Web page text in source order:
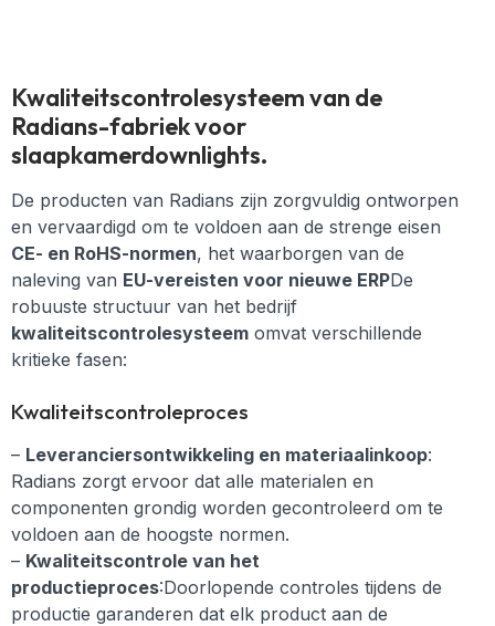
Kwaliteitscontrolesysteem van de
Radians-fabriek voor
slaapkamerdownlights.
De producten van Radians zijn zorgvuldig ontworpen
en vervaardigd om te voldoen aan de strenge eisen
CE- en RoHS-normen, het waarborgen van de
naleving van EU-vereisten voor nieuwe ERPDe
robuuste structuur van het bedrijf
kwaliteitscontrolesysteem omvat verschillende
kritieke fasen:
Kwaliteitscontroleproces
– Leveranciersontwikkeling en materiaalinkoop:
Radians zorgt ervoor dat alle materialen en
componenten grondig worden gecontroleerd om te
voldoen aan de hoogste normen.
– Kwaliteitscontrole van het
productieproces:Doorlopende controles tijdens de
productie garanderen dat elk product aan de